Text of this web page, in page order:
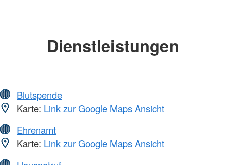
Dienstleistungen
Blutspende
Karte: Link zur Google Maps Ansicht
Ehrenamt
Karte: Link zur Google Maps Ansicht